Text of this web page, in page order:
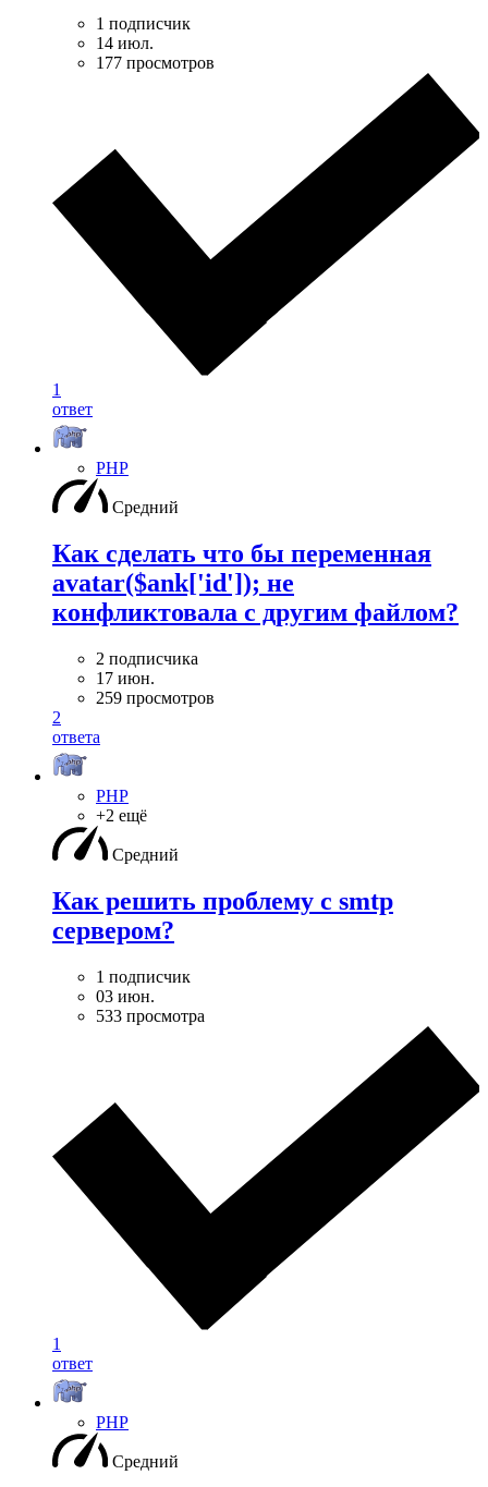
1 подписчик
14 июл.
177 просмотров
1
ответ
PHP
Средний
Как сделать что бы переменная
avatar($ank['id']); не
конфликтовала с другим файлом?
2 подписчика
17 июн.
259 просмотров
2
ответа
PHP
+2 ещё
Средний
Как решить проблему с smtp
сервером?
1 подписчик
03 июн.
533 просмотра
1
ответ
PHP
Средний